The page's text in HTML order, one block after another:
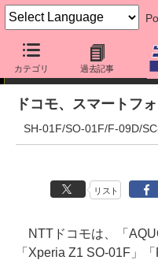
カテゴリ 過去記事
ニュース
ドコモ、スマートフ
SH-01F/SO-01F/F-09D/
リスト
NTTドコモは、「
「Xperia Z1 SO-01F」